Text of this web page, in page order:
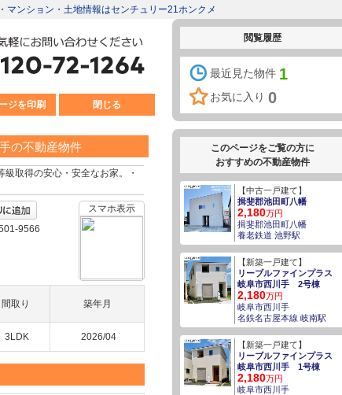
ンション・土地情報はセンチュリー21ホンクメ
ジを印刷 閉じる
の不動産物件
取得の安心・安全なお家。・
スマホ表示
お気に入りに追加
9566
間取り 築年月
3LDK 2026/04
閲覧履歴
最近見た物件 1
お気に入り 0
このページをご覧の方に
おすすめの不動産物件
【中古一戸建て】
揖斐郡池田町八幡
2,180万円
揖斐郡池田町八幡
養老鉄道 池野駅
【新築一戸建て】
リーブルファインプラス
岐阜市西川手 2号棟
2,180万円
岐阜市西川手
名鉄名古屋本線 岐南駅
【新築一戸建て】
リーブルファインプラス
岐阜市西川手 1号棟
2,180万円
岐阜市西川手